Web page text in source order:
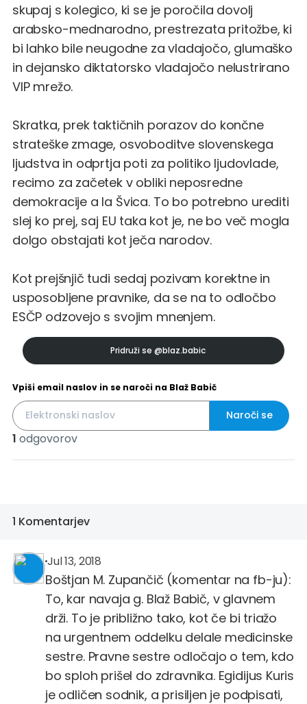
skupaj s kolegico, ki se je poročila dovolj
arabsko-mednarodno, prestrezata pritožbe, ki
bi lahko bile neugodne za vladajočo, glumaško
in dejansko diktatorsko vladajočo nelustrirano
VIP mrežo.
Skratka, prek taktičnih porazov do končne
strateške zmage, osvoboditve slovenskega
ljudstva in odprtja poti za politiko ljudovlade,
recimo za začetek v obliki neposredne
demokracije a la Švica. To bo potrebno urediti
slej ko prej, saj EU taka kot je, ne bo več mogla
dolgo obstajati kot ječa narodov.
Kot prejšnjič tudi sedaj pozivam korektne in
usposobljene pravnike, da se na to odločbo
ESČP odzovejo s svojim mnenjem.
Pridruži se @blaz.babic
Vpiši email naslov in se naroči na Blaž Babič
Naroči se
1 odgovorov
1 Komentarjev
Blaž Babič
@blaz.babic
Jul 13, 2018
Boštjan M. Zupančič (komentar na fb-ju):
To, kar navaja g. Blaž Babič, v glavnem
drži. To je približno tako, kot če bi triažo
na urgentnem oddelku delale medicinske
sestre. Pravne sestre odločajo o tem, kdo
bo sploh prišel do zdravnika. Egidijus Kuris
je odličen sodnik, a prisiljen je podpisati,